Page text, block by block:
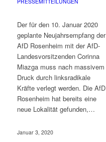
Der für den 10. Januar 2020
geplante Neujahrsempfang der
AfD Rosenheim mit der AfD-
Landesvorsitzenden Corinna
Miazga muss nach massivem
Druck durch linksradikale
Kräfte verlegt werden. Die AfD
Rosenheim hat bereits eine
neue Lokalität gefunden,…
Januar 3, 2020